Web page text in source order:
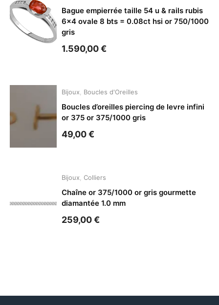
Bague empierrée taille 54 u & rails rubis
6×4 ovale 8 bts = 0.08ct hsi or 750/1000
gris
1.590,00€
Bijoux Boucles d'Oreilles
Boucles d’oreilles piercing de levre infini
or 375 or 375/1000 gris
49,00€
Bijoux Colliers
Chaîne or 375/1000 or gris gourmette
diamantée 1.0 mm
259,00€